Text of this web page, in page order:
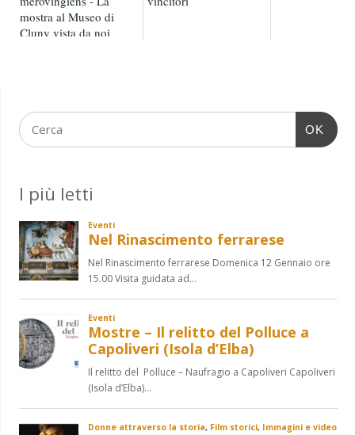
mostra al Museo di
Cluny vista da noi
OK
I più letti